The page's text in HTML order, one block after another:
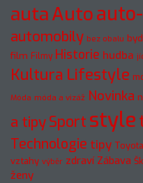
autaAuto
automobily bez obalu
film Filmy Historie hudba
Kultura Lifestyle
Móda móda a vizáž Novinka
a tipySport style
Technologie tipy Toyota
vztahy výběr zdraví Zábava
ženy